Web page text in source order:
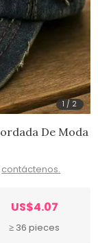
1 / 2
De Moda
contáctenos.
US$4.07
≥ 36 pieces